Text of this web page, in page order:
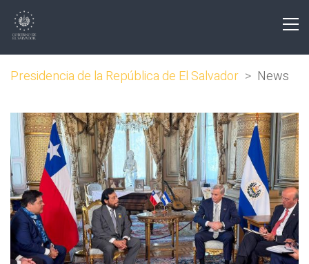
Presidencia de la República de El Salvador > News